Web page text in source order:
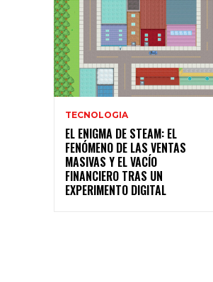
TECNOLOGIA
EL ENIGMA DE STEAM: EL
FENÓMENO DE LAS VENTAS
MASIVAS Y EL VACÍO
FINANCIERO TRAS UN
EXPERIMENTO DIGITAL